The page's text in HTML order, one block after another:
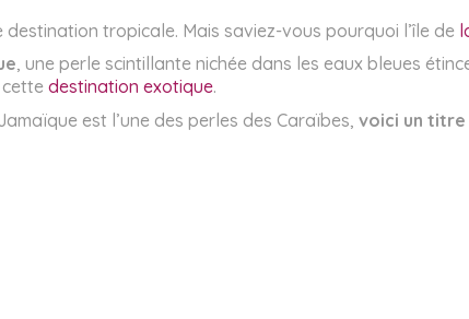
tropicale. Mais saviez-vous pourquoi l’île de
, une perle scintillante nichée dans les eaux bleues
destination exotique.
est l’une des perles des Caraïbes, voici un titre